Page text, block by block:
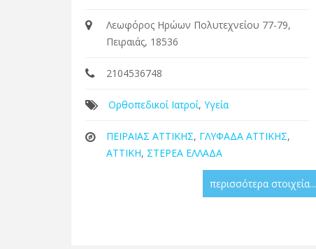
Λεωφόρος Ηρώων Πολυτεχνείου 77-79,
Πειραιάς, 18536
2104536748
Ορθοπεδικοί Ιατροί, Υγεία
ΠΕΙΡΑΙΑΣ ΑΤΤΙΚΗΣ, ΓΛΥΦΑΔΑ ΑΤΤΙΚΗΣ,
ΑΤΤΙΚΗ, ΣΤΕΡΕΑ ΕΛΛΑΔΑ
περισσότερα στοιχεία...